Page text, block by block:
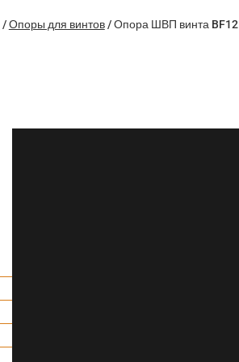
/Опоры для винтов/Опора ШВП винта BF12